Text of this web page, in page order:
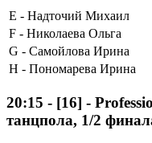
E - Надточий Михаил
F - Николаева Ольга
G - Самойлова Ирина
H - Пономарева Ирина
20:15 - [16] -
танцпола, 1/2